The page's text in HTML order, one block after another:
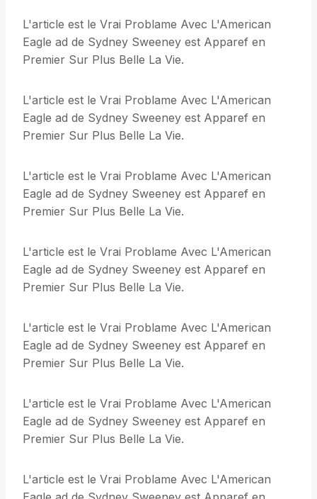
L'article est le Vrai Problame Avec L'American
Eagle ad de Sydney Sweeney est Apparef en
Premier Sur Plus Belle La Vie.
L'article est le Vrai Problame Avec L'American
Eagle ad de Sydney Sweeney est Apparef en
Premier Sur Plus Belle La Vie.
L'article est le Vrai Problame Avec L'American
Eagle ad de Sydney Sweeney est Apparef en
Premier Sur Plus Belle La Vie.
L'article est le Vrai Problame Avec L'American
Eagle ad de Sydney Sweeney est Apparef en
Premier Sur Plus Belle La Vie.
L'article est le Vrai Problame Avec L'American
Eagle ad de Sydney Sweeney est Apparef en
Premier Sur Plus Belle La Vie.
L'article est le Vrai Problame Avec L'American
Eagle ad de Sydney Sweeney est Apparef en
Premier Sur Plus Belle La Vie.
L'article est le Vrai Problame Avec L'American